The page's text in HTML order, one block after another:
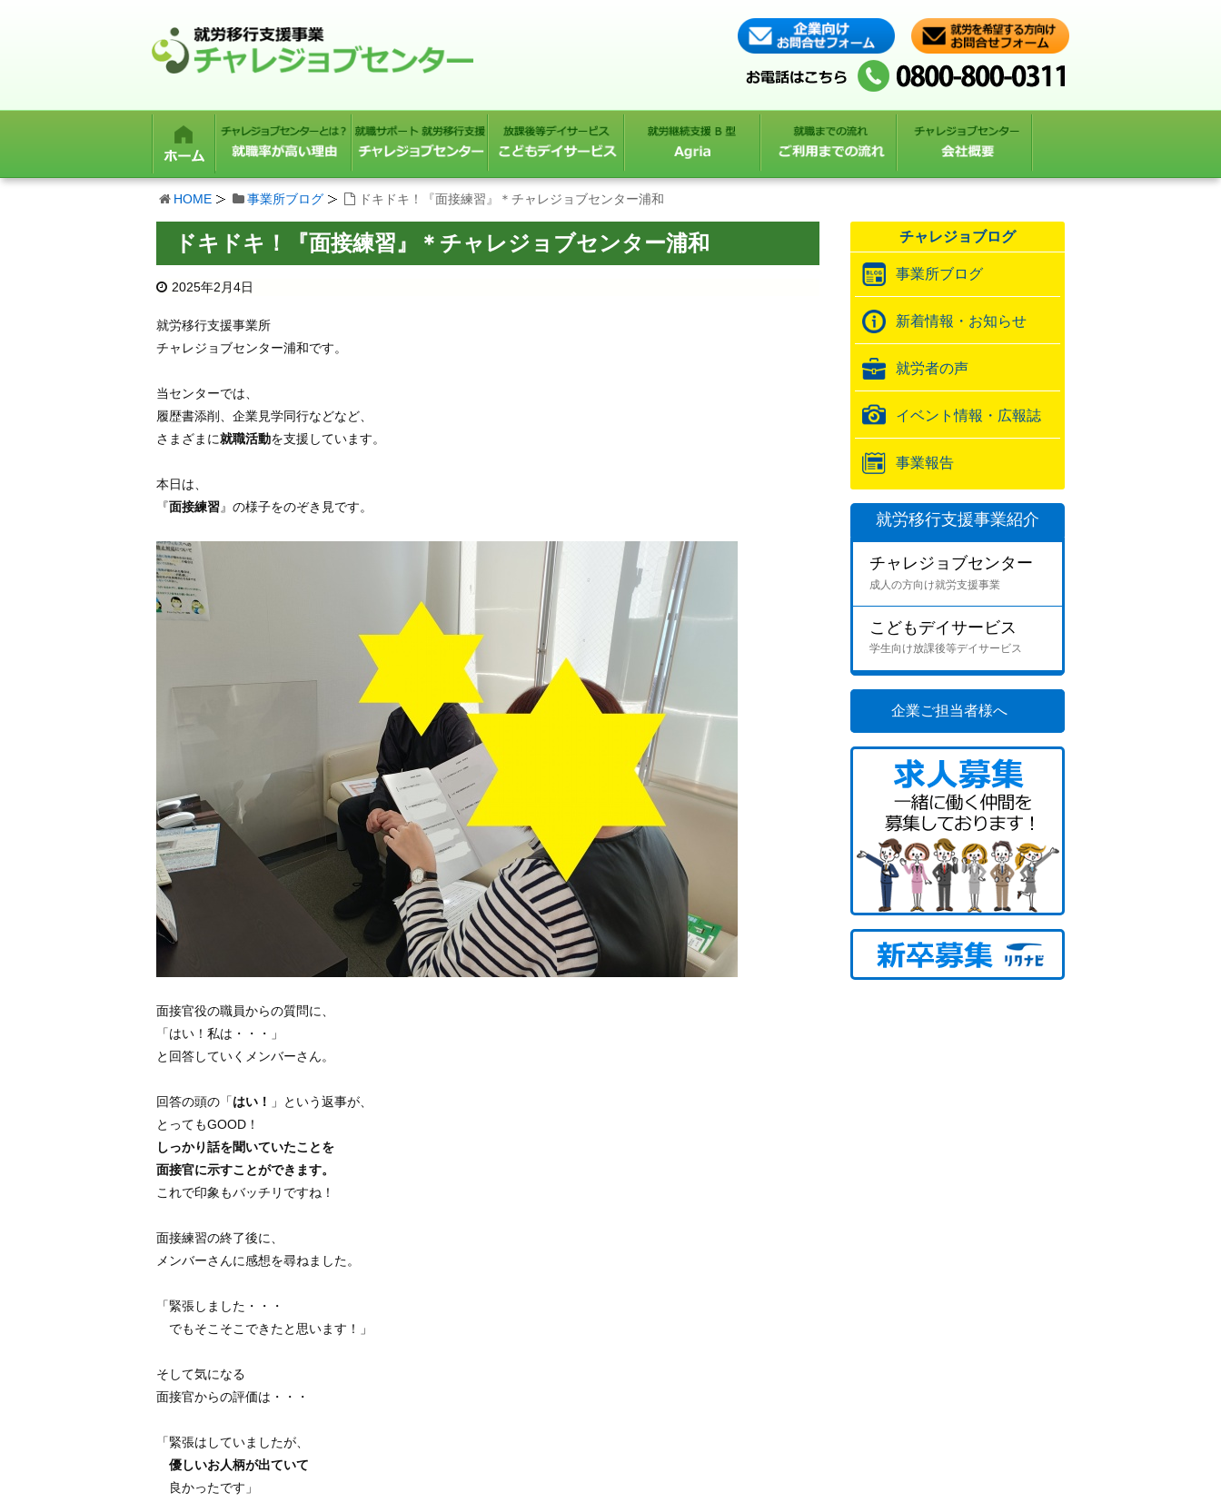
HOME 事業所ブログ ドキドキ！『面接練習』＊チャレジョブセンター浦和
ドキドキ！『面接練習』＊チャレジョブセンター浦和
2025年2月4日
就労移行支援事業所
チャレジョブセンター浦和です。
当センターでは、
履歴書添削、企業見学同行などなど、
さまざまに就職活動を支援しています。
本日は、
『面接練習』の様子をのぞき見です。
面接官役の職員からの質問に、
「はい！私は・・・」
と回答していくメンバーさん。
回答の頭の「はい！
」という返事が、
とってもGOOD！
しっかり話を聞いていたことを
面接官に示すことができます。
これで印象もバッチリですね！
面接練習の終了後に、
メンバーさんに感想を尋ねました。
「緊張しました・・・
でもそこそこできたと思います！」
そして気になる
面接官からの評価は・・・
「緊張はしていましたが、
優しいお人柄が出ていて
良かったです」
チャレジョブログ
事業所ブログ
新着情報・お知らせ
就労者の声
イベント情報・広報誌
事業報告
就労移行支援事業紹介
チャレジョブセンター
成人の方向け就労支援事業
こどもデイサービス
学生向け放課後等デイサービス
企業ご担当者様へ